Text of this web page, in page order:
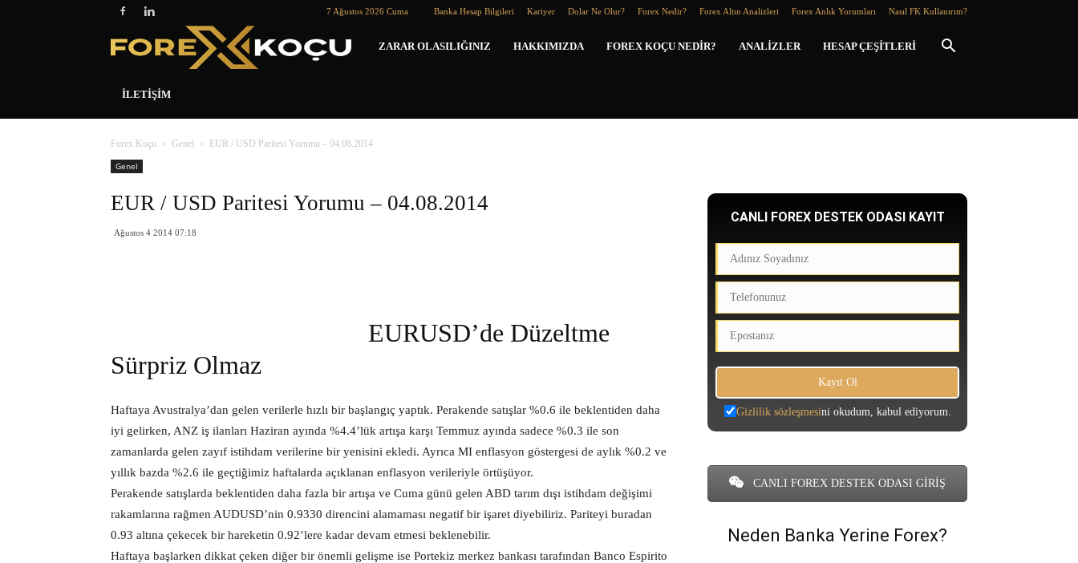
7 Ağustos 2026 Cuma Banka Hesap Bilgileri Kariyer Dolar Ne Olur? Forex Nedir? Forex Altın Analizleri Forex Anlık Yorumları Nasıl FK Kullanırım?
Forex
ZARAR OLASILIĞINIZ HAKKIMIZDA FOREX KOÇU NEDIR? ANALIZLER HESAP ÇEŞITLERI
İLETIŞIM
Forex Koçu Genel
EUR / USD Paritesi Yorumu – 04.08.2014
Genel
EUR / USD Paritesi Yorumu – 04.08.2014
Ağustos 4 2014 07:18
EURUSD’de Düzeltme
Sürpriz Olmaz
Haftaya Avustralya’dan gelen verilerle hızlı bir başlangıç yaptık. Perakende satışlar %0.6 ile beklentiden daha
iyi gelirken, ANZ iş ilanları Haziran ayında %4.4’lük artışa karşı Temmuz ayında sadece %0.3 ile son
zamanlarda gelen zayıf istihdam verilerine bir yenisini ekledi. Ayrıca MI enflasyon göstergesi de aylık %0.2 ve
yıllık bazda %2.6 ile geçtiğimiz haftalarda açıklanan enflasyon verileriyle örtüşüyor.
Perakende satışlarda beklentiden daha fazla bir artışa ve Cuma günü gelen ABD tarım dışı istihdam değişimi
rakamlarına rağmen AUDUSD’nin 0.9330 direncini alamaması negatif bir işaret diyebiliriz. Pariteyi buradan
0.93 altına çekecek bir hareketin 0.92’lere kadar devam etmesi beklenebilir.
Haftaya başlarken dikkat çeken diğer bir önemli gelişme ise Portekiz merkez bankası tarafından Banco Espirito
CANLI FOREX DESTEK ODASI KAYIT
Gizlilik sözleşmesini okudum, kabul ediyorum.
CANLI FOREX DESTEK ODASI GİRİŞ
Neden Banka Yerine Forex?